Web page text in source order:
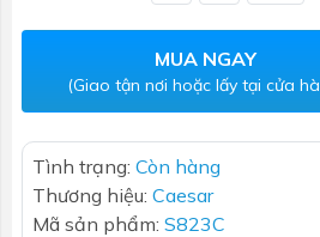
MUA NGAY
(Giao tận nơi hoặc lấy tại cửa
Tình trạng: Còn hàng
Thương hiệu: Caesar
Mã sản phẩm: S823C